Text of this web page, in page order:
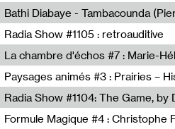
Théo Robine-Langlois,LD Beat
Pierrick Mouton,Bathi Diabaye
Radia Show #1105 : retroauditive
Soundart Radio
La chambre d'échos #7 : Marie-
Revue Les Chambres,Marie-
Anne Simon
Radia Show #1104: The Game, by
Radio One NZ
Formule Magique #4 : Christophe